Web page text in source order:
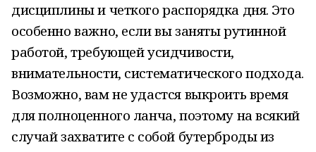
дисциплины и четкого распорядка дня. Это
особенно важно, если вы заняты рутинной
работой, требующей усидчивости,
внимательности, систематического подхода.
Возможно, вам не удастся выкроить время
для полноценного ланча, поэтому на всякий
случай захватите с собой бутерброды из